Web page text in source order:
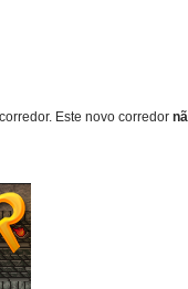
Este novo corredor